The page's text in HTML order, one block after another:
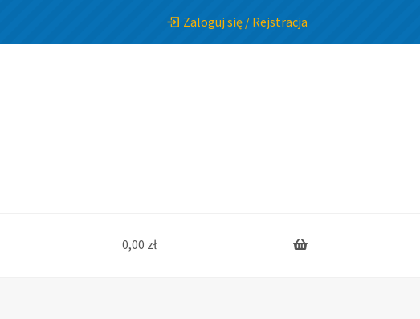
Zaloguj się / Rejstracja
0,00 zł